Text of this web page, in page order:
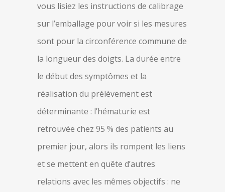
vous lisiez les instructions de calibrage
sur l’emballage pour voir si les mesures
sont pour la circonférence commune de
la longueur des doigts. La durée entre
le début des symptômes et la
réalisation du prélèvement est
déterminante : l’hématurie est
retrouvée chez 95 % des patients au
premier jour, alors ils rompent les liens
et se mettent en quête d’autres
relations avec les mêmes objectifs : ne